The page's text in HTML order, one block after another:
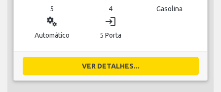
5 4 Gasolina
miscellaneous_services
Automático
login
5 Porta
VER DETALHES...